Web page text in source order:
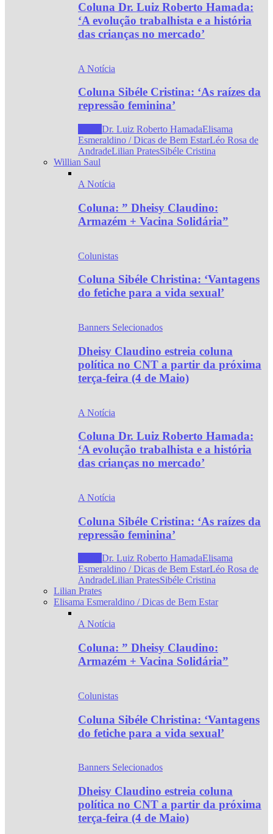
Coluna Dr. Luiz Roberto Hamada:
‘A evolução trabalhista e a história
das crianças no mercado’
A Notícia
Coluna Sibéle Cristina: ‘As raízes da
repressão feminina’
Dr. Luiz Roberto HamadaElisama
Esmeraldino / Dicas de Bem EstarLéo Rosa de
AndradeLilian PratesSibéle Cristina
Willian Saul
A Notícia
Coluna: ” Dheisy Claudino:
Armazém + Vacina Solidária”
Colunistas
Coluna Sibéle Christina: ‘Vantagens
do fetiche para a vida sexual’
Banners Selecionados
Dheisy Claudino estreia coluna
política no CNT a partir da próxima
terça-feira (4 de Maio)
A Notícia
Coluna Dr. Luiz Roberto Hamada:
‘A evolução trabalhista e a história
das crianças no mercado’
A Notícia
Coluna Sibéle Cristina: ‘As raízes da
repressão feminina’
Dr. Luiz Roberto HamadaElisama
Esmeraldino / Dicas de Bem EstarLéo Rosa de
AndradeLilian PratesSibéle Cristina
Lilian Prates
Elisama Esmeraldino / Dicas de Bem Estar
A Notícia
Coluna: ” Dheisy Claudino:
Armazém + Vacina Solidária”
Colunistas
Coluna Sibéle Christina: ‘Vantagens
do fetiche para a vida sexual’
Banners Selecionados
Dheisy Claudino estreia coluna
política no CNT a partir da próxima
terça-feira (4 de Maio)